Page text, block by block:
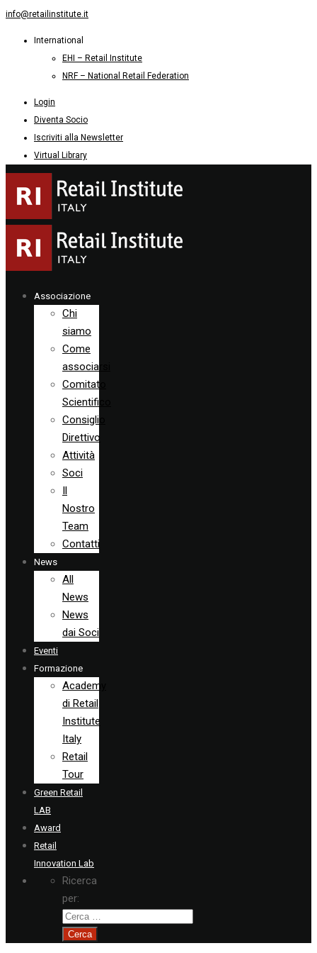
info@retailinstitute.it
International
EHI – Retail Institute
NRF – National Retail Federation
Login
Diventa Socio
Iscriviti alla Newsletter
Virtual Library
Associazione
Chi
siamo
Come
associarsi
Comitato
Scientifico
Consiglio
Direttivo
Attività
Soci
Il
Nostro
Team
Contatti
News
All
News
News
dai Soci
Eventi
Formazione
Academy
di Retail
Institute
Italy
Retail
Tour
Green Retail
LAB
Award
Retail
Innovation Lab
Ricerca
per: